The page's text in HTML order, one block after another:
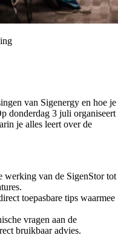
van Sigenergy en hoe je
donderdag 3 juli organiseert
je alles leert over de
werking van de SigenStor tot
toepasbare tips waarmee
vragen aan de
bruikbaar advies.